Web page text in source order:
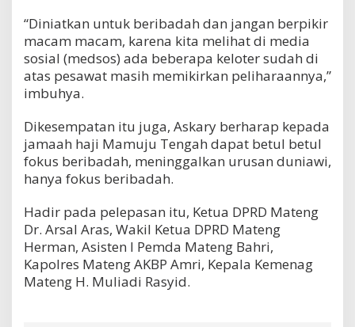
“Diniatkan untuk beribadah dan jangan berpikir
macam macam, karena kita melihat di media
sosial (medsos) ada beberapa keloter sudah di
atas pesawat masih memikirkan peliharaannya,”
imbuhya.
Dikesempatan itu juga, Askary berharap kepada
jamaah haji Mamuju Tengah dapat betul betul
fokus beribadah, meninggalkan urusan duniawi,
hanya fokus beribadah.
Hadir pada pelepasan itu, Ketua DPRD Mateng
Dr. Arsal Aras, Wakil Ketua DPRD Mateng
Herman, Asisten l Pemda Mateng Bahri,
Kapolres Mateng AKBP Amri, Kepala Kemenag
Mateng H. Muliadi Rasyid.